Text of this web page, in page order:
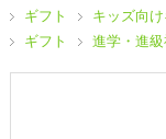
ギフト
キッズ向け
ギフト
進学・進